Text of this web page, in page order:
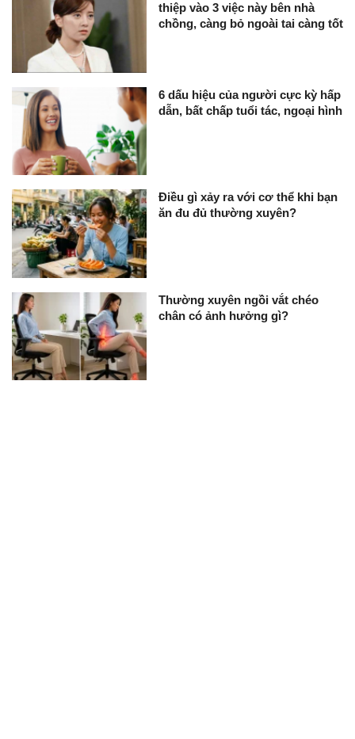
thiệp vào 3 việc này bên nhà
chồng, càng bỏ ngoài tai càng tốt
6 dấu hiệu của người cực kỳ hấp
dẫn, bất chấp tuổi tác, ngoại hình
Điều gì xảy ra với cơ thể khi bạn
ăn đu đủ thường xuyên?
Thường xuyên ngồi vắt chéo
chân có ảnh hưởng gì?